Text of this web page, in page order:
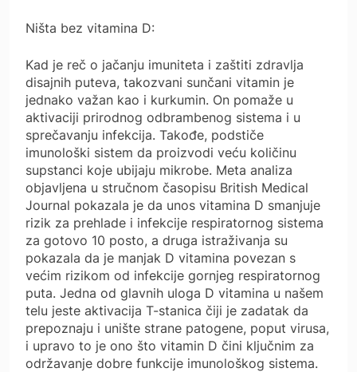
Ništa bez vitamina D:
Kad je reč o jačanju imuniteta i zaštiti zdravlja
disajnih puteva, takozvani sunčani vitamin je
jednako važan kao i kurkumin. On pomaže u
aktivaciji prirodnog odbrambenog sistema i u
sprečavanju infekcija. Takođe, podstiče
imunološki sistem da proizvodi veću količinu
supstanci koje ubijaju mikrobe. Meta analiza
objavljena u stručnom časopisu British Medical
Journal pokazala je da unos vitamina D smanjuje
rizik za prehlade i infekcije respiratornog sistema
za gotovo 10 posto, a druga istraživanja su
pokazala da je manjak D vitamina povezan s
većim rizikom od infekcije gornjeg respiratornog
puta. Jedna od glavnih uloga D vitamina u našem
telu jeste aktivacija T-stanica čiji je zadatak da
prepoznaju i unište strane patogene, poput virusa,
i upravo to je ono što vitamin D čini ključnim za
održavanje dobre funkcije imunološkog sistema.